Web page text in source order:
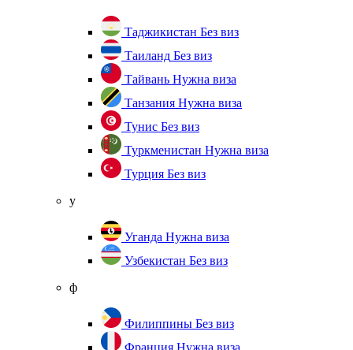
Таджикистан Без виз
Таиланд Без виз
Тайвань Нужна виза
Танзания Нужна виза
Тунис Без виз
Туркменистан Нужна виза
Турция Без виз
у
Уганда Нужна виза
Узбекистан Без виз
ф
Филиппины Без виз
Франция Нужна виза